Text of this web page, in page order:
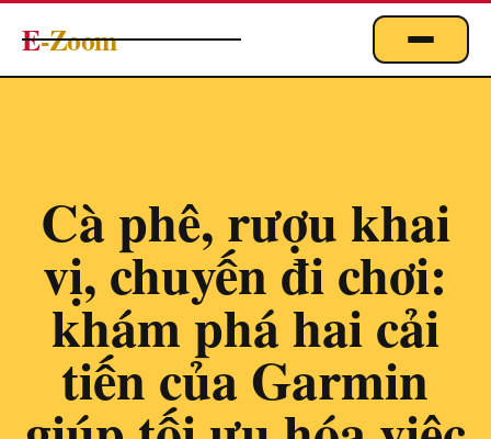
E-Zoom
IMMOBILIER
EMPLOI
MARKETING & DIGITAL
TECHNOLOGIE
À PROPOS
Cà phê, rượu khai
vị, chuyến đi chơi:
khám phá hai cải
tiến của Garmin